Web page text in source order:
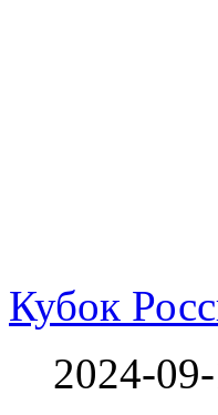
Кубок
2024-